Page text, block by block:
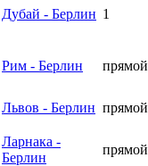
Дубай - Берлин 1
Рим - Берлин прямой
Львов - Берлин прямой
Ларнака -
Берлин
прямой